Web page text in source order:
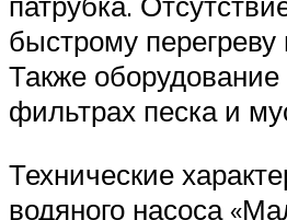
быстрому
Также
фильтрах песка и
Технические
водяного насоса